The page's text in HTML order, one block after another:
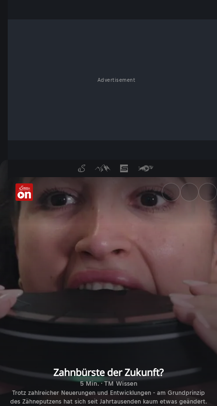
Advertisement
Wie sieht die Zahnbürste
Zahnbürste der Zukunft?
5 Min. · TM Wissen
Trotz zahlreicher Neuerungen und Entwicklungen - am Grundprinzip
des Zähneputzens hat sich seit Jahrtausenden kaum etwas geändert.